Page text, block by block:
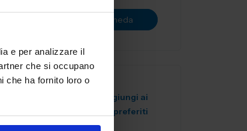
e per analizzare il
che si occupano
che ha fornito loro o
Vai alla scheda
Aggiungi ai
preferiti